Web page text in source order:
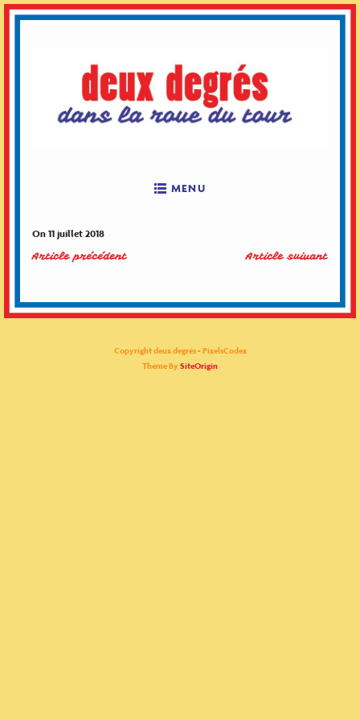
MENU
On 11 juillet 2018
Article suivant
Article précédent
Copyright deux degrés - PixelsCodex
Theme By SiteOrigin